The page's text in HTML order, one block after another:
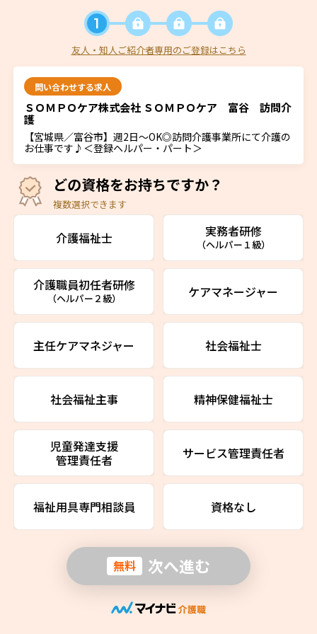
友人・知人ご紹介者専用のご登録はこちら
問い合わせする求人
ＳＯＭＰＯケア株式会社 ＳＯＭＰＯケア 富谷 訪問介
護
【宮城県／富谷市】週2日～OK◎訪問介護事業所にて介護の
お仕事です♪＜登録ヘルパー・パート＞
どの資格をお持ちですか？
複数選択できます
介護福祉士 実務者研修
（ヘルパー１級）
介護職員初任者研修
（ヘルパー２級） ケアマネージャー
主任ケアマネジャー 社会福祉士
社会福祉主事 精神保健福祉士
児童発達支援
管理責任者
サービス管理責任者
福祉用具専門相談員 資格なし
無料 次へ進む